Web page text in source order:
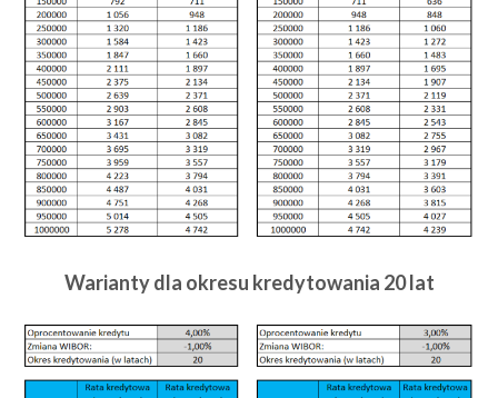
Warianty dla okresu kredytowania 20 lat